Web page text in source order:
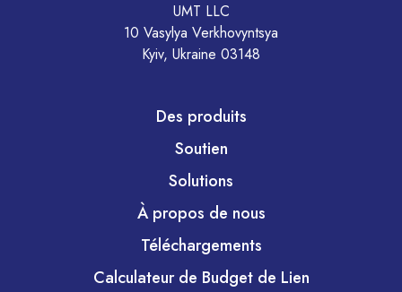
UMT LLC
10 Vasylya Verkhovyntsya
Kyiv, Ukraine 03148
Des produits
Soutien
Solutions
À propos de nous
Téléchargements
Calculateur de Budget de Lien